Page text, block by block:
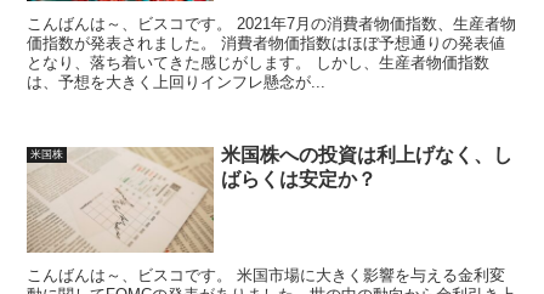
こんばんは～、ビスコです。 2021年7月の消費者物価指数、生産者物
価指数が発表されました。 消費者物価指数はほぼ予想通りの発表値
となり、落ち着いてきた感じがします。 しかし、生産者物価指数
は、予想を大きく上回りインフレ懸念が...
米国株
米国株への投資は利上げなく、し
ばらくは安定か？
こんばんは～、ビスコです。 米国市場に大きく影響を与える金利変